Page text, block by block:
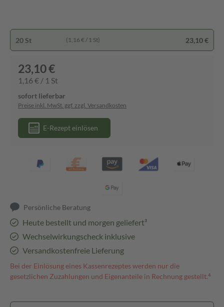
20 St (1,16 € / 1 St) 23,10 €
23,10 €
1,16 € / 1 St
sofort lieferbar
Preise inkl. MwSt. ggf. zzgl. Versandkosten
E-Rezept einlösen
Persönliche Beratung
Heute bestellt und morgen geliefert³
Wechselwirkungscheck inklusive
Versandkostenfreie Lieferung
Bei der Einlösung eines Kassenrezeptes werden nur die
gesetzlichen Zuzahlungen und Eigenanteile in Rechnung gestellt.⁴